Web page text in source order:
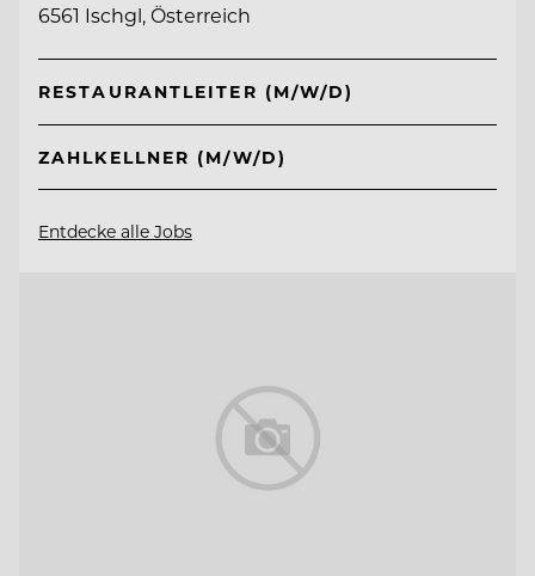
6561 Ischgl, Österreich
RESTAURANTLEITER (M/W/D)
ZAHLKELLNER (M/W/D)
Entdecke alle Jobs